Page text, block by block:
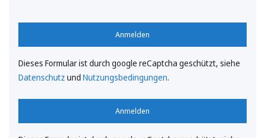
Anmelden
Dieses Formular ist durch google reCaptcha geschützt, siehe
Datenschutz und Nutzungsbedingungen.
Anmelden